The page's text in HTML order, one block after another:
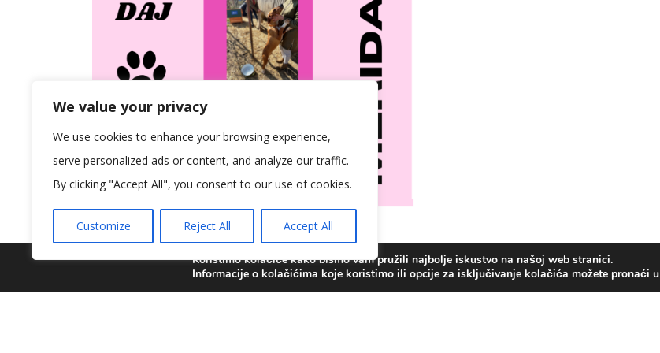
We value your privacy
We use cookies to enhance your browsing experience,
serve personalized ads or content, and analyze our traffic.
By clicking "Accept All", you consent to our use of cookies.
Customize Reject All Accept All
Koristimo kolačiće kako bismo vam pružili najbolje iskustvo na našoj web stranici.
Informacije o kolačićima koje koristimo ili opcije za isključivanje kolačića možete pronaći u